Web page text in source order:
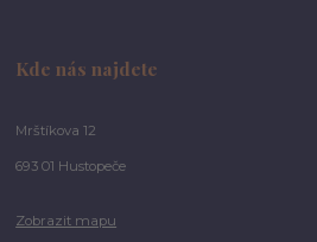
Kde nás najdete
Mrštíkova 12
693 01 Hustopeče
Zobrazit mapu